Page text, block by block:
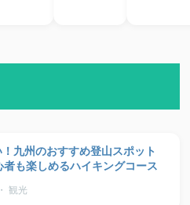
九州のおすすめ登山スポット
者も楽しめるハイキングコース
観光